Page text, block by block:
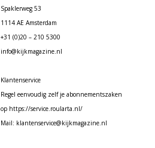
Spaklerweg 53
1114 AE Amsterdam
+31 (0)20 – 210 5300
info@kijkmagazine.nl
Klantenservice
Regel eenvoudig zelf je abonnementszaken
op https://service.roularta.nl/
Mail: klantenservice@kijkmagazine.nl